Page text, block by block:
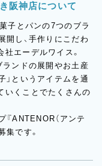
阪神店について
菓子とパンの7つのブラ
開し、手作りにこだわ
エーデルワイス。
ランドの展開やお土産
」というアイテムを通
いくことでたくさんの
ANTENOR（アンテ
集です。